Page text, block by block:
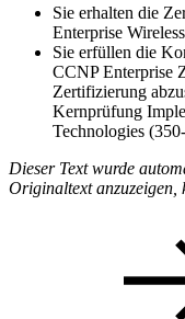
Sie erhalten die
Enterprise
Sie erfüllen die
CCNP Enterprise
Zertifizierung
Kernprüfung
Technologies
Dieser Text wurde
Originaltext anzuzeigen,